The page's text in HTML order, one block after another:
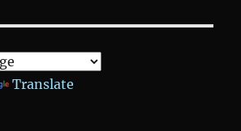
Translate